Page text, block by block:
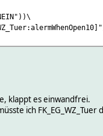
klappt es einwandfrei.
ich